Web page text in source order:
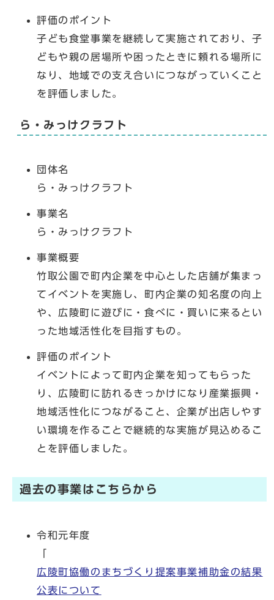
評価のポイント
子ども食堂事業を継続して実施されており、子
どもや親の居場所や困ったときに頼れる場所に
なり、地域での支え合いにつながっていくこと
を評価しました。
ら・みっけクラフト
団体名
ら・みっけクラフト
事業名
ら・みっけクラフト
事業概要
竹取公園で町内企業を中心とした店舗が集まっ
てイベントを実施し、町内企業の知名度の向上
や、広陵町に遊びに・食べに・買いに来るとい
った地域活性化を目指すもの。
評価のポイント
イベントによって町内企業を知ってもらった
り、広陵町に訪れるきっかけになり産業振興・
地域活性化につながること、企業が出店しやす
い環境を作ることで継続的な実施が見込めるこ
とを評価しました。
過去の事業はこちらから
令和元年度
広陵町協働のまちづくり提案事業補助金の結果
公表について